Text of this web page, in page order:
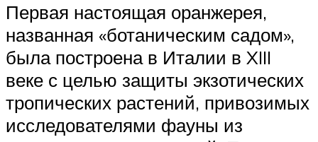
Первая настоящая оранжерея,
названная «ботаническим садом»,
была построена в Италии в XIII
веке с целью защиты экзотических
тропических растений, привозимых
исследователями фауны из